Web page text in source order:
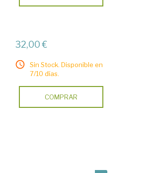
32,00 €
Sin Stock. Disponible en
7/10 días.
COMPRAR